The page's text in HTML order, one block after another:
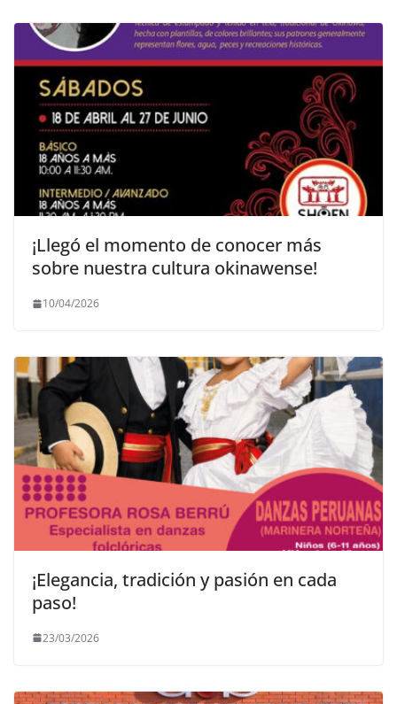
¡Llegó el momento de conocer más
sobre nuestra cultura okinawense!
10/04/2026
¡Elegancia, tradición y pasión en cada
paso!
23/03/2026